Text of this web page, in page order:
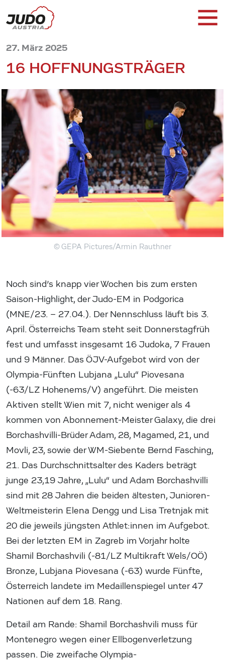
27. März 2025
16 HOFFNUNGSTRÄGER
© GEPA Pictures/Armin Rauthner
Noch sind’s knapp vier Wochen bis zum ersten
Saison-Highlight, der Judo-EM in Podgorica
(MNE/23. – 27.04.). Der Nennschluss läuft bis 3.
April. Österreichs Team steht seit Donnerstagfrüh
fest und umfasst insgesamt 16 Judoka, 7 Frauen
und 9 Männer. Das ÖJV-Aufgebot wird von der
Olympia-Fünften Lubjana „Lulu“ Piovesana
(-63/LZ Hohenems/V) angeführt. Die meisten
Aktiven stellt Wien mit 7, nicht weniger als 4
kommen von Abonnement-Meister Galaxy, die drei
Borchashvilli-Brüder Adam, 28, Magamed, 21, und
Movli, 23, sowie der WM-Siebente Bernd Fasching,
21. Das Durchschnittsalter des Kaders beträgt
junge 23,19 Jahre, „Lulu“ und Adam Borchashvilli
sind mit 28 Jahren die beiden ältesten, Junioren-
Weltmeisterin Elena Dengg und Lisa Tretnjak mit
20 die jeweils jüngsten Athlet:innen im Aufgebot.
Bei der letzten EM in Zagreb im Vorjahr holte
Shamil Borchashvili (-81/LZ Multikraft Wels/OÖ)
Bronze, Lubjana Piovesana (-63) wurde Fünfte,
Österreich landete im Medaillenspiegel unter 47
Nationen auf dem 18. Rang.
Detail am Rande: Shamil Borchashvili muss für
Montenegro wegen einer Ellbogenverletzung
passen. Die zweifache Olympia-